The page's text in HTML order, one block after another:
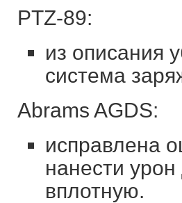
PTZ-89:
из описания
система
Abrams AGDS:
исправлена
нанести урон
вплотную.